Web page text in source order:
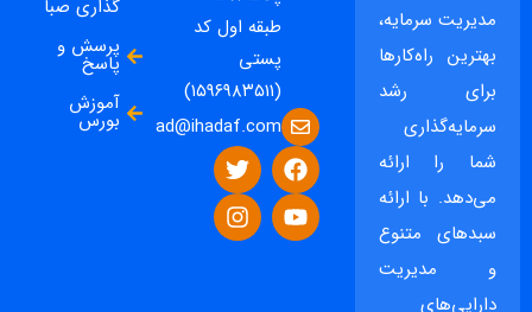
مدیریت سرمایه،
بهترین راه‌کارها
برای رشد
سرمایه‌گذاری
شما را ارائه
می‌دهد. با ارائه
سبدهای متنوع
و مدیریت
دارایی‌های
طبقه اول کد
پستی
(۱۵۹۶۹۸۳۵۱۱)
ad@ihadaf.com
گذاری صبا
پرسش و
پاسخ
آموزش
بورس